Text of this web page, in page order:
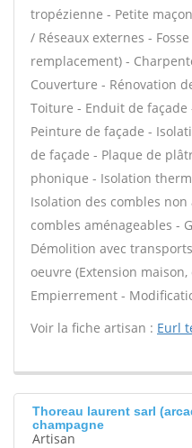
tropézienne - Petite
/ Réseaux externes -
remplacement) -
Couverture - Rénovation
Toiture - Enduit de façade
Peinture de façade -
de façade - Plaque de
phonique - Isolation
Isolation des combles
combles aménageables -
Démolition avec
oeuvre (Extension
Empierrement -
Voir la fiche artisan : Eurl
Thoreau laurent sarl
champagne
Artisan